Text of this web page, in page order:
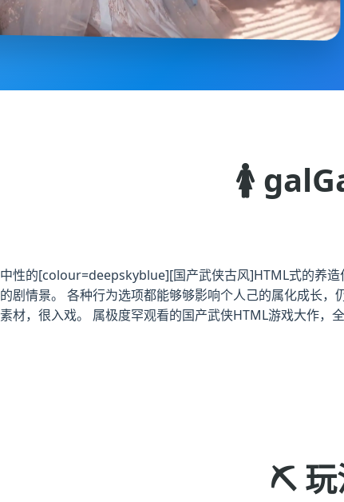
🚺
性的[colour=deepskyblue][国产武侠古风]HTML式的养
剧情景。 各种行为选项都能够够影响个人己的属化成长
材，很入戏。 属极度罕观看的国产武侠HTML游戏大作，
⛏️ 玩